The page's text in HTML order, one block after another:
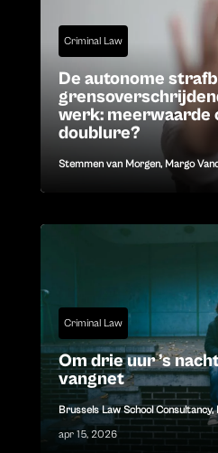
Criminal Law
De autonome
werk: meerwaarde
doublure?
Stemmen van Morgen, Margo
Criminal Law
Om drie uur ’s
vangnet
Brussels Law School Consultancy,
apr 15, 2026